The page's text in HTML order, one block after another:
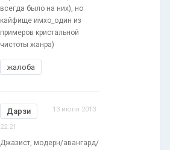
всегда было на них), но
кайфище имхо_один из
примеров кристальной
чистоты жанра)
жалоба
Дарзи 13 июня 2013
22:21
Джазист, модерн/авангард/